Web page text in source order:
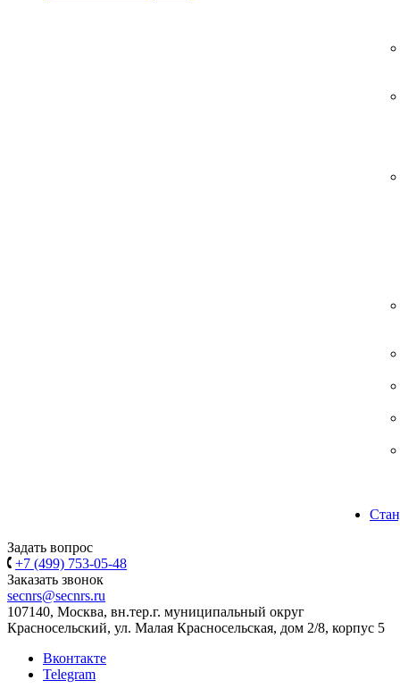
Задать вопрос
+7 (499) 753-05-48
Заказать звонок
secnrs@secnrs.ru
107140, Москва, вн.тер.г. муниципальный округ
Красносельский, ул. Малая Красносельская, дом 2/8, корпус 5
Вконтакте
Telegram